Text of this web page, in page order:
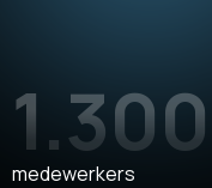
1.300
medewerkers